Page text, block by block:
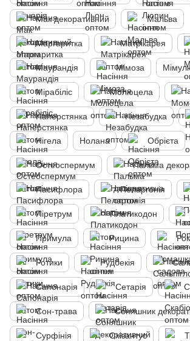
Мак декоративний Мальва
Маргаритка Матрікарея
Маурандія Мімоза
Мірабіліс Молюцела
Наперстянка Незабудка
Нігела Нолана Обрієта
Остеоспермум Пальма
Пасифлора Пеларгонія
Піретрум Платикодон
Примула Рицина
Ротики Рудбекія
Сапонарія Сетарія
Сон-трава Соняшник
Сурфінія Схізантус